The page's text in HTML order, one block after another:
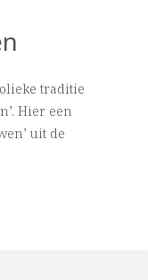
traditie
Hier een
uit de